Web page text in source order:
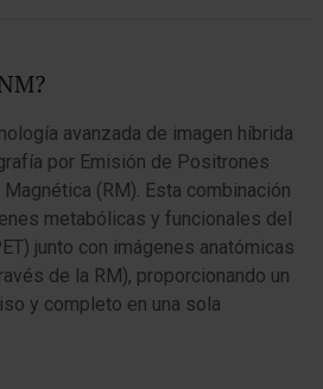
avanzada de imagen híbrida
por Emisión de Positrones
(RM). Esta combinación
metabólicas y funcionales del
junto con imágenes anatómicas
de la RM), proporcionando un
y completo en una sola